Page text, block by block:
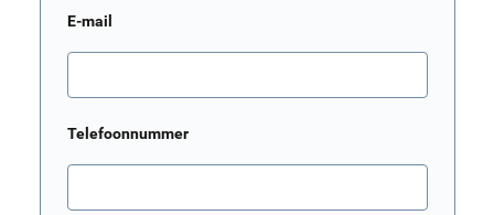
E-mail
Telefoonnummer